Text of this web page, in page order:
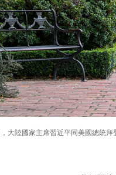
，大陸國家主席習近平同美國總統